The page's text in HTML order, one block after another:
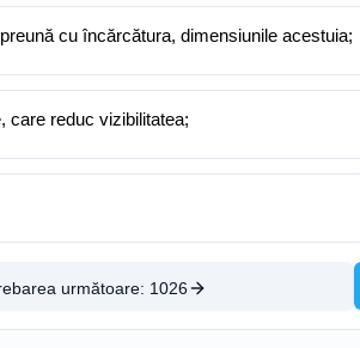
cu încărcătura, dimensiunile acestuia;
care reduc vizibilitatea;
următoare: 1026